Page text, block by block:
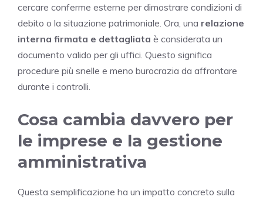
cercare conferme esterne per dimostrare condizioni di
debito o la situazione patrimoniale. Ora, una relazione
interna firmata e dettagliata è considerata un
documento valido per gli uffici. Questo significa
procedure più snelle e meno burocrazia da affrontare
durante i controlli.
Cosa cambia davvero per
le imprese e la gestione
amministrativa
Questa semplificazione ha un impatto concreto sulla